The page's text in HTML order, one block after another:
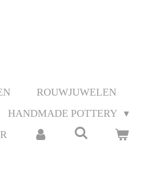
ROUWJUWELEN
HANDMADE POTTERY